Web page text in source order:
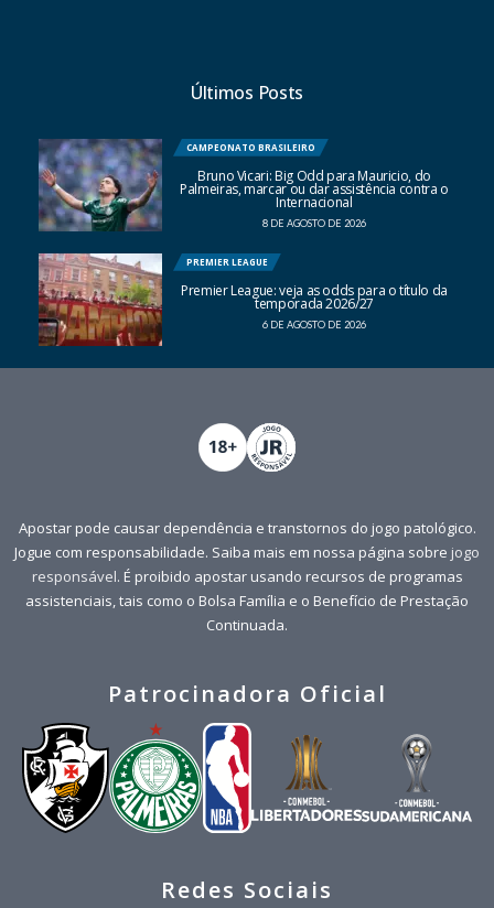
Últimos Posts
CAMPEONATO BRASILEIRO
Bruno Vicari: Big Odd para Mauricio, do
Palmeiras, marcar ou dar assistência contra o
Internacional
8 DE AGOSTO DE 2026
PREMIER LEAGUE
Premier League: veja as odds para o título da
temporada 2026/27
6 DE AGOSTO DE 2026
Apostar pode causar dependência e transtornos do jogo patológico.
Jogue com responsabilidade. Saiba mais em nossa página sobre jogo
responsável. É proibido apostar usando recursos de programas
assistenciais, tais como o Bolsa Família e o Benefício de Prestação
Continuada.
Patrocinadora Oficial
Redes Sociais